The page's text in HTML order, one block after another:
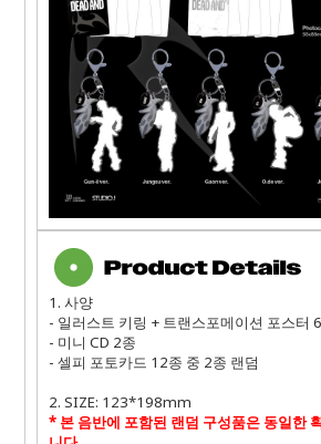
1. 사양
- 일러스트 키링 + 트랜스포메이션 포스터
- 미니 CD 2종
- 셀피 포토카드 12종 중 2종 랜덤
2. SIZE: 123*198mm
* 본 음반에 포함된 랜덤 구성품은 동일한